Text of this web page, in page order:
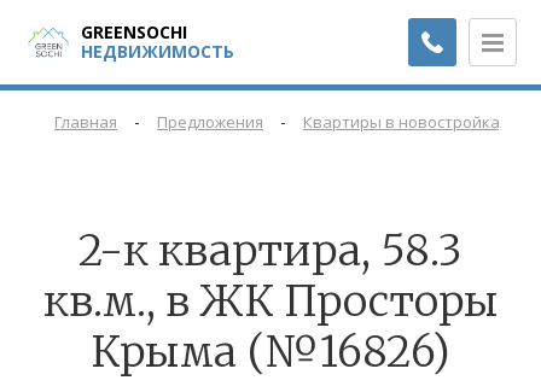
GREENSOCHI
НЕДВИЖИМОСТЬ
Главная - Предложения - Квартиры в новостройках
2-к квартира, 58.3
кв.м., в ЖК Просторы
Крыма (№16826)